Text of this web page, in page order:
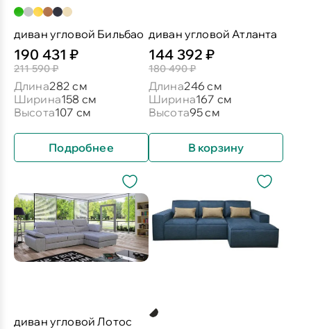
диван угловой Бильбао
190 431 ₽
211 590 ₽
Длина282 см
Ширина158 см
Высота107 см
Подробнее
диван угловой Атланта
144 392 ₽
180 490 ₽
Длина246 см
Ширина167 см
Высота95 см
В корзину
диван угловой Лотос